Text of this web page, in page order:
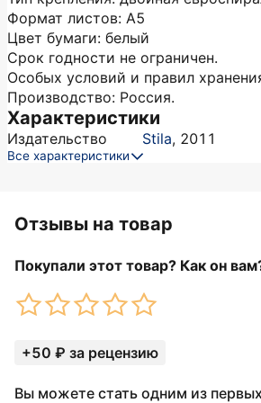
Формат листов: А5
Цвет бумаги: белый
Срок годности не ограничен.
Особых условий и правил
Производство: Россия.
Характеристики
Издательство Stila, 2011
Все характеристики
Отзывы на товар
Покупали этот товар? Как он
+50 ₽ за рецензию
Вы можете стать одним из